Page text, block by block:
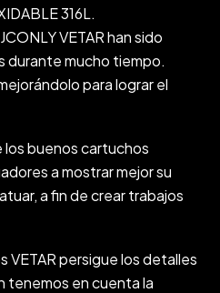
316L.
VETAR han sido
durante mucho tiempo.
para lograr el
buenos cartuchos
a mostrar mejor su
a fin de crear trabajos
VETAR persigue los detalles
tenemos en cuenta la